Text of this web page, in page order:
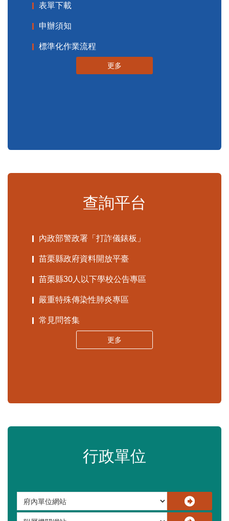
表單下載
申辦須知
標準化作業流程
更多
查詢平台
內政部警政署「打詐儀錶板」
苗栗縣政府資料開放平臺
苗栗縣30人以下學校公告專區
嚴重特殊傳染性肺炎專區
常見問答集
更多
行政單位